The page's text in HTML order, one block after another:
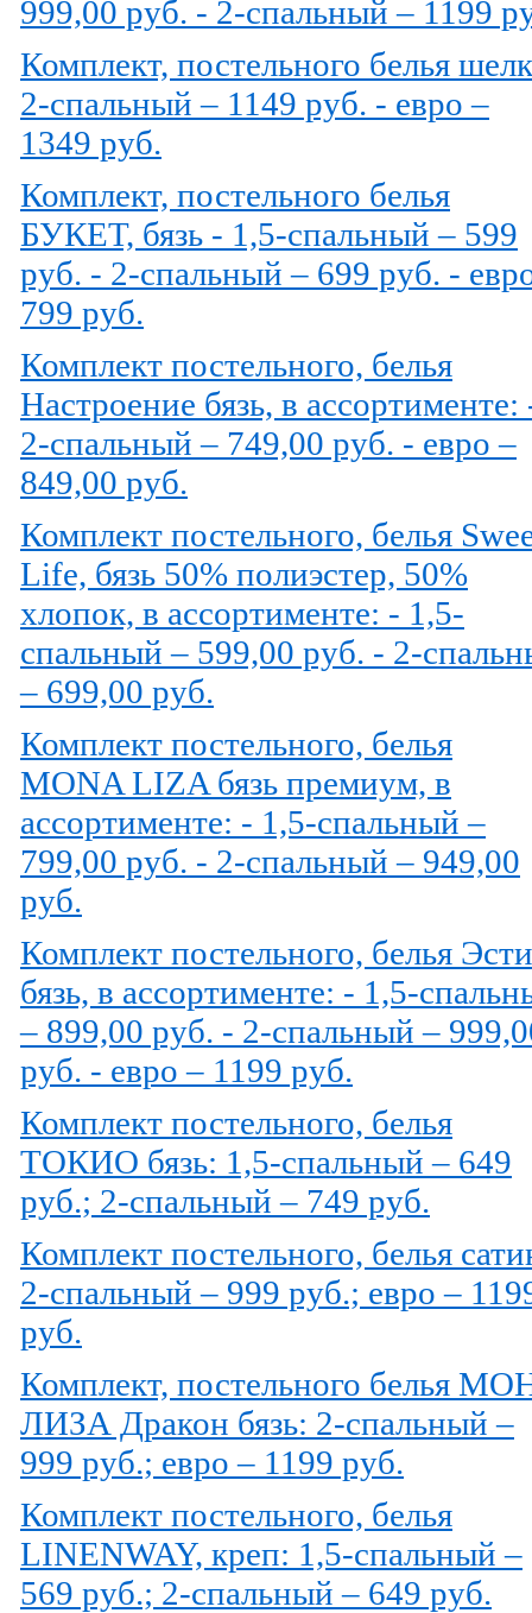
999,00 руб. - 2-спальный – 1199
Комплект, постельного белья
2-спальный – 1149 руб. - евро –
1349 руб.
Комплект, постельного белья
БУКЕТ, бязь - 1,5-спальный – 599
руб. - 2-спальный – 699 руб. -
799 руб.
Комплект постельного, белья
Настроение бязь, в ассортименте:
2-спальный – 749,00 руб. - евро –
849,00 руб.
Комплект постельного, белья
Life, бязь 50% полиэстер, 50%
хлопок, в ассортименте: - 1,5-
спальный – 599,00 руб. - 2-
– 699,00 руб.
Комплект постельного, белья
MONA LIZA бязь премиум, в
ассортименте: - 1,5-спальный –
799,00 руб. - 2-спальный – 949,00
руб.
Комплект постельного, белья Эсти
бязь, в ассортименте: - 1,5-
– 899,00 руб. - 2-спальный –
руб. - евро – 1199 руб.
Комплект постельного, белья
ТОКИО бязь: 1,5-спальный – 649
руб.; 2-спальный – 749 руб.
Комплект постельного, белья
2-спальный – 999 руб.; евро –
руб.
Комплект, постельного белья
ЛИЗА Дракон бязь: 2-спальный –
999 руб.; евро – 1199 руб.
Комплект постельного, белья
LINENWAY, креп: 1,5-спальный –
569 руб.; 2-спальный – 649 руб.